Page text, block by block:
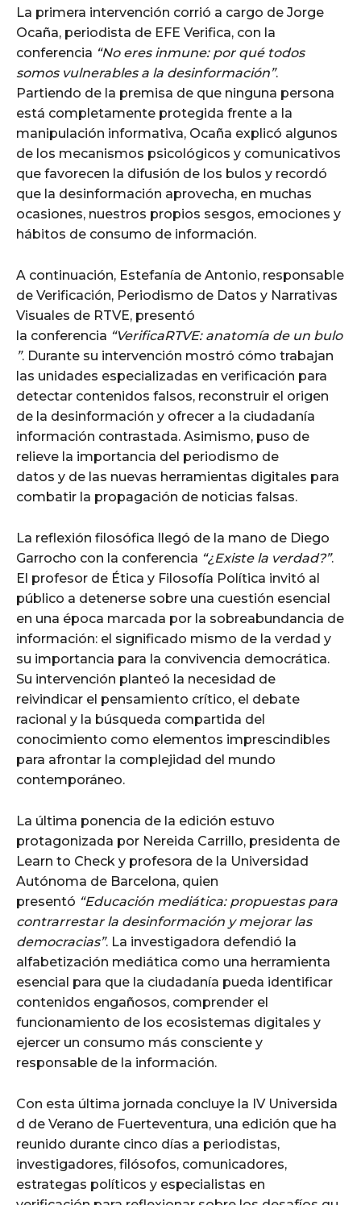
La primera intervención corrió a cargo de Jorge
Ocaña, periodista de EFE Verifica, con la
conferencia “No eres inmune: por qué todos
somos vulnerables a la desinformación”.
Partiendo de la premisa de que ninguna persona
está completamente protegida frente a la
manipulación informativa, Ocaña explicó algunos
de los mecanismos psicológicos y comunicativos
que favorecen la difusión de los bulos y recordó
que la desinformación aprovecha, en muchas
ocasiones, nuestros propios sesgos, emociones y
hábitos de consumo de información.
A continuación, Estefanía de Antonio, responsable
de Verificación, Periodismo de Datos y Narrativas
Visuales de RTVE, presentó
la conferencia “VerificaRTVE: anatomía de un bulo
”. Durante su intervención mostró cómo trabajan
las unidades especializadas en verificación para
detectar contenidos falsos, reconstruir el origen
de la desinformación y ofrecer a la ciudadanía
información contrastada. Asimismo, puso de
relieve la importancia del periodismo de
datos y de las nuevas herramientas digitales para
combatir la propagación de noticias falsas.
La reflexión filosófica llegó de la mano de Diego
Garrocho con la conferencia “¿Existe la verdad?”.
El profesor de Ética y Filosofía Política invitó al
público a detenerse sobre una cuestión esencial
en una época marcada por la sobreabundancia de
información: el significado mismo de la verdad y
su importancia para la convivencia democrática.
Su intervención planteó la necesidad de
reivindicar el pensamiento crítico, el debate
racional y la búsqueda compartida del
conocimiento como elementos imprescindibles
para afrontar la complejidad del mundo
contemporáneo.
La última ponencia de la edición estuvo
protagonizada por Nereida Carrillo, presidenta de
Learn to Check y profesora de la Universidad
Autónoma de Barcelona, quien
presentó “Educación mediática: propuestas para
contrarrestar la desinformación y mejorar las
democracias”. La investigadora defendió la
alfabetización mediática como una herramienta
esencial para que la ciudadanía pueda identificar
contenidos engañosos, comprender el
funcionamiento de los ecosistemas digitales y
ejercer un consumo más consciente y
responsable de la información.
Con esta última jornada concluye la IV Universida
d de Verano de Fuerteventura, una edición que ha
reunido durante cinco días a periodistas,
investigadores, filósofos, comunicadores,
estrategas políticos y especialistas en